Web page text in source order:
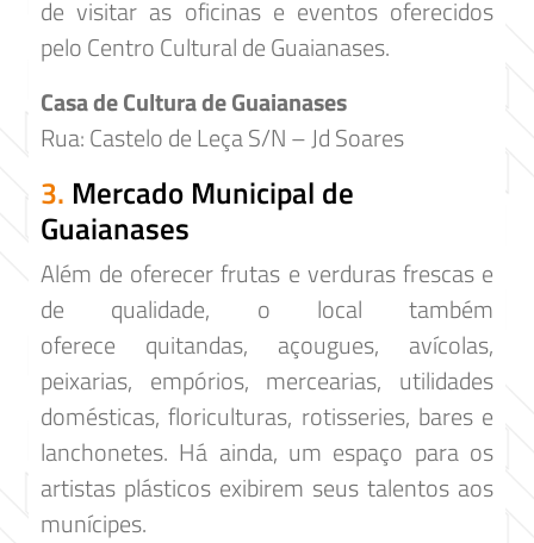
de visitar as oficinas e eventos oferecidos
pelo Centro Cultural de Guaianases.
Casa de Cultura de Guaianases
Rua: Castelo de Leça S/N – Jd Soares
3. Mercado Municipal de
Guaianases
Além de oferecer frutas e verduras frescas e
de qualidade, o local também
oferece quitandas, açougues, avícolas,
peixarias, empórios, mercearias, utilidades
domésticas, floriculturas, rotisseries, bares e
lanchonetes. Há ainda, um espaço para os
artistas plásticos exibirem seus talentos aos
munícipes.